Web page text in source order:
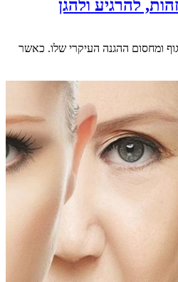
להרגיע ולהגן
ומחסום ההגנה העיקרי שלו. כאשר